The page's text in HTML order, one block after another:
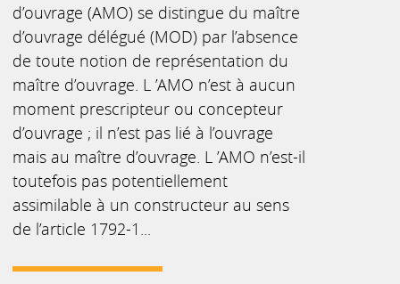
d’ouvrage (AMO) se distingue du maître
d’ouvrage délégué (MOD) par l’absence
de toute notion de représentation du
maître d’ouvrage. L ’AMO n’est à aucun
moment prescripteur ou concepteur
d’ouvrage ; il n’est pas lié à l’ouvrage
mais au maître d’ouvrage. L ’AMO n’est-il
toutefois pas potentiellement
assimilable à un constructeur au sens
de l’article 1792-1...